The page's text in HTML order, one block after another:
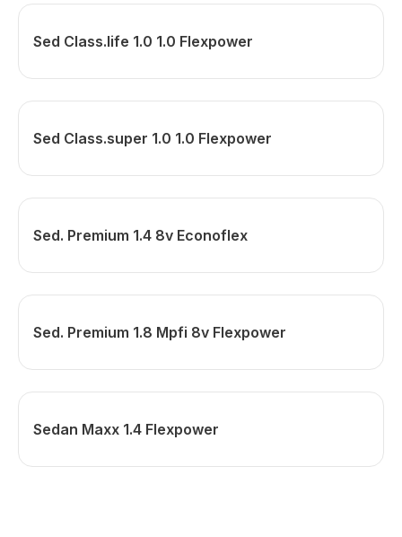
Sed Class.life 1.0 1.0 Flexpower
Sed Class.super 1.0 1.0 Flexpower
Sed. Premium 1.4 8v Econoflex
Sed. Premium 1.8 Mpfi 8v Flexpower
Sedan Maxx 1.4 Flexpower